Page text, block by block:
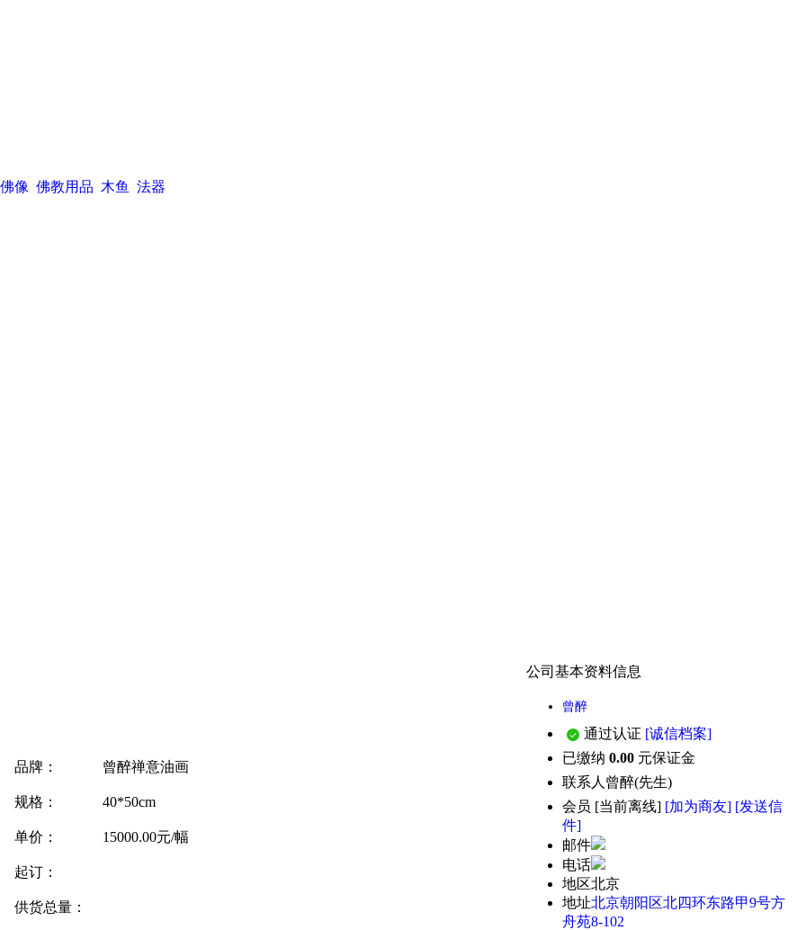
佛像 佛教用品 木鱼 法器
品牌： 曾醉禅意油画
规格： 40*50cm
单价： 15000.00元/幅
起订：
供货总量：
公司基本资料信息
曾醉
通过认证 [诚信档案]
已缴纳 0.00 元保证金
联系人 曾醉(先生)
会员 [当前离线] [加为商友] [发送信
件]
邮件
电话
地区北京
地址北京朝阳区北四环东路甲9号方
舟苑8-102